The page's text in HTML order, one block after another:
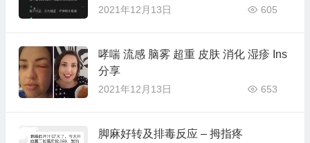
2021年12月13日 605
哮喘 流感 脑雾 超重 皮肤 消化 湿疹 Ins
分享
2021年12月13日 653
脚麻好转及排毒反应 – 拇指疼